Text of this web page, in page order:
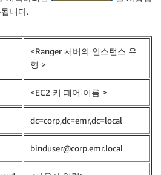
니다.
<Ranger 서버의 인스턴스 유
형 >
<EC2 키 페어 이름 >
dc=corp,dc=emr,dc=local
binduser@corp.emr.local